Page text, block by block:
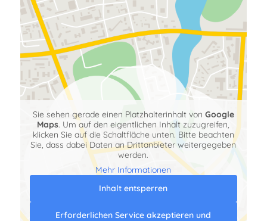
Sie sehen gerade einen Platzhalterinhalt von Google
Maps. Um auf den eigentlichen Inhalt zuzugreifen,
klicken Sie auf die Schaltfläche unten. Bitte beachten
Sie, dass dabei Daten an Drittanbieter weitergegeben
werden.
Mehr Informationen
Inhalt entsperren
Erforderlichen Service akzeptieren und